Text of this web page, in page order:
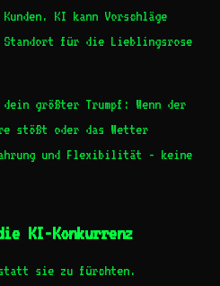
KI kann Vorschläge
Standort für die Lieblingsrose
größter Trumpf: Wenn der
stößt oder das Wetter
und Flexibilität - keine
KI-Konkurrenz
sie zu fürchten.